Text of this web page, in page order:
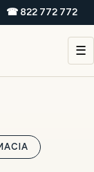
☎ 822 772 772
☰